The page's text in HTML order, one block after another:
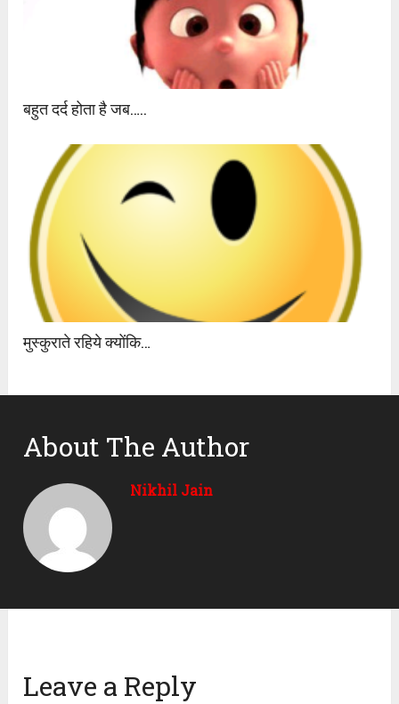
बहुत दर्द होता है जब…..
मुस्कुराते रहिये क्योंकि…
About The Author
Nikhil Jain
Leave a Reply